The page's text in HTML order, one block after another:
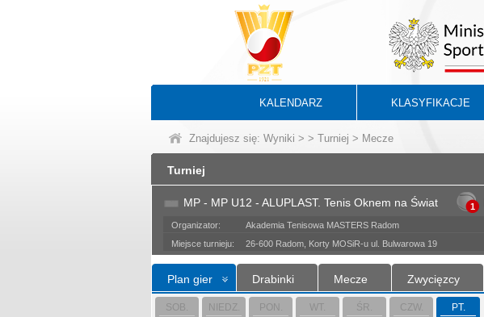
KALENDARZ KLASYFIKACJE
Znajdujesz się: Wyniki > > Turniej > Mecze
Turniej
MP - MP U12 - ALUPLAST. Tenis Oknem na Świat 1
Organizator:
Akademia Tenisowa MASTERS Radom
Miejsce turnieju:
26-600 Radom, Korty MOSiR-u ul. Bulwarowa 19
Plan gier Drabinki Mecze Zwycięzcy
SOB. NIEDZ. PON. WT. ŚR. CZW. PT.